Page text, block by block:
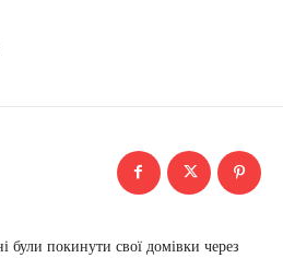
були покинути свої домівки через